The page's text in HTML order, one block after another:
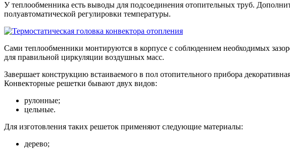
У теплообменника есть выводы для подсоединения отопительных труб.
полуавтоматической регулировки температуры.
Сами теплообменники монтируются в корпусе с соблюдением необходимых
для правильной циркуляции воздушных масс.
Завершает конструкцию встаиваемого в пол отопительного прибора
Конвекторные решетки бывают двух видов:
рулонные;
цельные.
Для изготовления таких решеток применяют следующие материалы:
дерево;